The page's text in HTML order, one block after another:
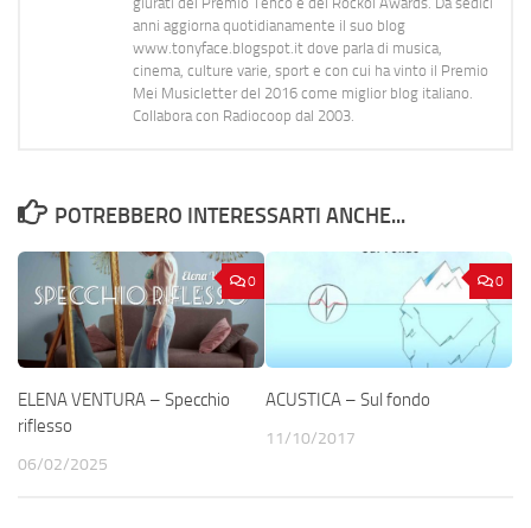
anni aggiorna quotidianamente il suo blog
www.tonyface.blogspot.it dove parla di musica,
cinema, culture varie, sport e con cui ha vinto il Premio
Mei Musicletter del 2016 come miglior blog italiano.
Collabora con Radiocoop dal 2003.
POTREBBERO INTERESSARTI ANCHE...
0
ELENA VENTURA – Specchio
riflesso
06/02/2025
0
ACUSTICA – Sul fondo
11/10/2017